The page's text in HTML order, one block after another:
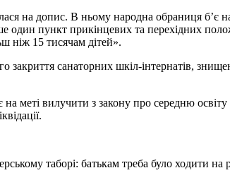
на допис. В ньому народна обраниця
один пункт прикінцевих та перехідних
ніж 15 тисячам дітей».
санаторних шкіл-інтернатів,
меті вилучити з закону про середню
таборі: батькам треба було ходити